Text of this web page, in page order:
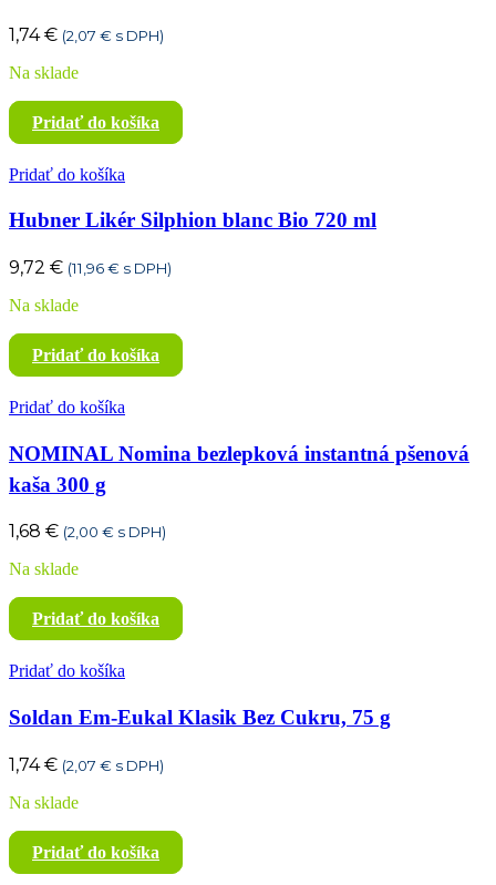
1,74€ (2,07 € s DPH)
Na sklade
Pridať do košíka
Pridať do košíka
Hubner Likér Silphion blanc Bio 720 ml
9,72 € (11,96€ s DPH)
Na sklade
Pridať do košíka
Pridať do košíka
NOMINAL Nomina bezlepková instantná pšenová
kaša 300 g
1,68 € (2,00 € s DPH)
Na sklade
Pridať do košíka
Pridať do košíka
Soldan Em-Eukal Klasik Bez Cukru, 75 g
1,74€ (2,07 € s DPH)
Na sklade
Pridať do košíka